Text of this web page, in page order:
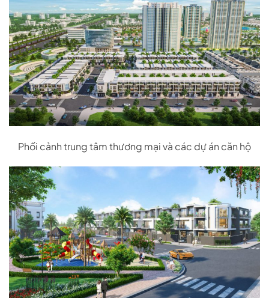
Phối cảnh trung tâm thương mại và các dự án căn hộ